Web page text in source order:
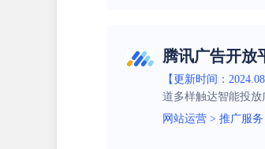
腾讯广告开放
【更新时间：
道多样触达智能投放
网站运营 > 推广服务